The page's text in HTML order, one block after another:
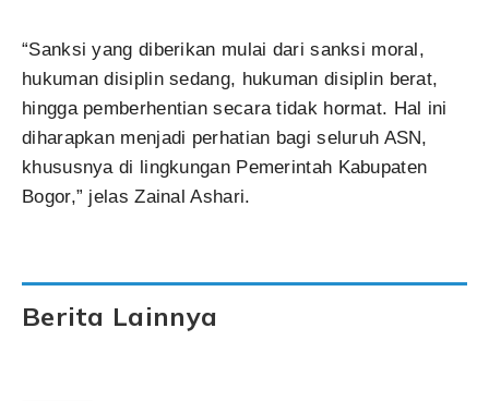
“Sanksi yang diberikan mulai dari sanksi moral,
hukuman disiplin sedang, hukuman disiplin berat,
hingga pemberhentian secara tidak hormat. Hal ini
diharapkan menjadi perhatian bagi seluruh ASN,
khususnya di lingkungan Pemerintah Kabupaten
Bogor,” jelas Zainal Ashari.
Berita Lainnya